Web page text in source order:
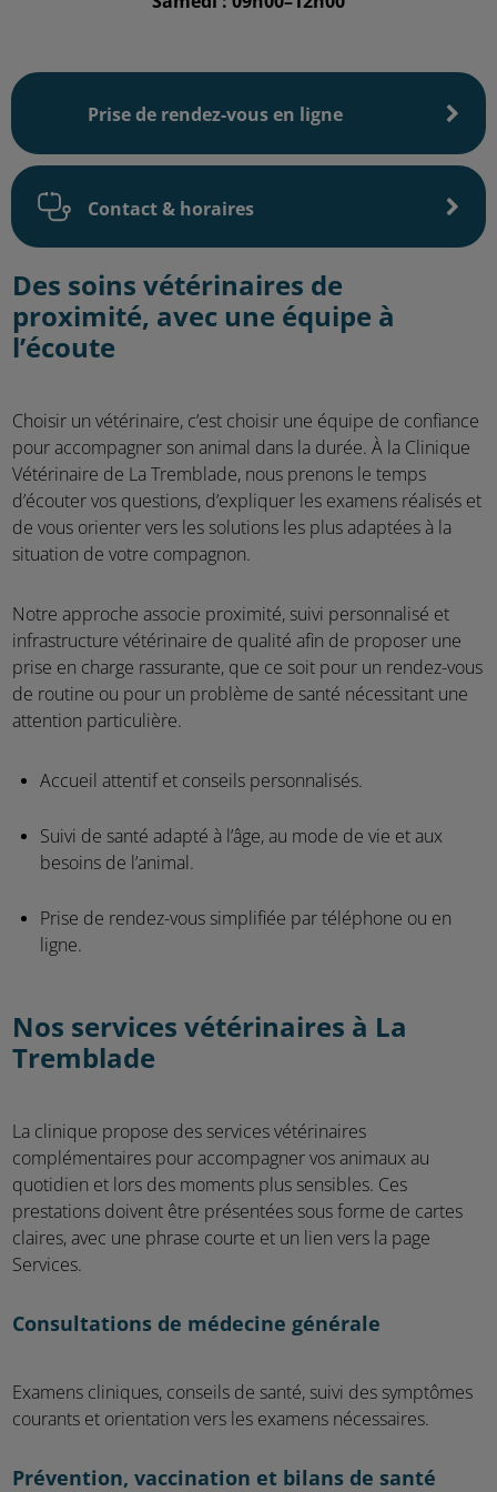
Prise de rendez-vous en ligne
Contact & horaires
Des soins vétérinaires de
proximité, avec une équipe à
l’écoute
Choisir un vétérinaire, c’est choisir une équipe de confiance
pour accompagner son animal dans la durée. À la Clinique
Vétérinaire de La Tremblade, nous prenons le temps
d’écouter vos questions, d’expliquer les examens réalisés et
de vous orienter vers les solutions les plus adaptées à la
situation de votre compagnon.
Notre approche associe proximité, suivi personnalisé et
infrastructure vétérinaire de qualité afin de proposer une
prise en charge rassurante, que ce soit pour un rendez-vous
de routine ou pour un problème de santé nécessitant une
attention particulière.
Accueil attentif et conseils personnalisés.
Suivi de santé adapté à l’âge, au mode de vie et aux
besoins de l’animal.
​Prise de rendez-vous simplifiée par téléphone ou en
ligne.
Nos services vétérinaires à La
Tremblade
La clinique propose des services vétérinaires
complémentaires pour accompagner vos animaux au
quotidien et lors des moments plus sensibles. Ces
prestations doivent être présentées sous forme de cartes
claires, avec une phrase courte et un lien vers la page
Services.
Consultations de médecine générale
Examens cliniques, conseils de santé, suivi des symptômes
courants et orientation vers les examens nécessaires.
Prévention, vaccination et bilans de santé